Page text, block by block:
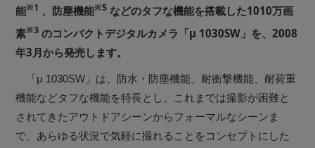
能※1 、防塵機能※5 などのタフな機能を搭載した1010万画
素※3 のコンパクトデジタルカメラ「μ 1030SW」を、2008
年3月から発売します。
「μ 1030SW」は、防水・防塵機能、耐衝撃機能、耐荷重
機能などタフな機能を特長とし、これまでは撮影が困難と
されてきたアウトドアシーンからフォーマルなシーンま
で、あらゆる状況で気軽に撮れることをコンセプトにした